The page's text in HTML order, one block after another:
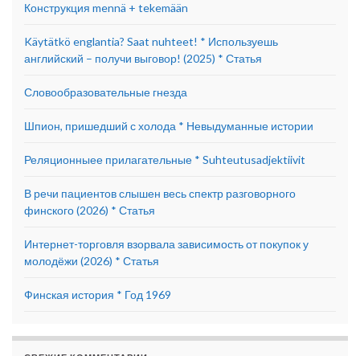
Конструкция mennä + tekemään
Käytätkö englantia? Saat nuhteet! * Используешь
английский – получи выговор! (2025) * Статья
Словообразовательные гнезда
Шпион, пришедший с холода * Невыдуманные истории
Реляционныее прилагательные * Suhteutusadjektiivit
В речи пациентов слышен весь спектр разговорного
финского (2026) * Статья
Интернет-торговля взорвала зависимость от покупок у
молодёжи (2026) * Статья
Финская история * Год 1969